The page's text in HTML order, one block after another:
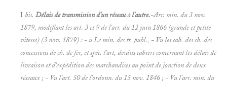
I bis. Délais de transmission d'un réseauàl'autre.-Arr. min. du 3 nov.
1879, modifiant lesart. 3 et 9 de l'arr. du 12 juin 1866 (grande et petite
vitesse) (3 nov. 1879) : - u Le min. des tr. publ., - Vu les cah. des ch. des
concessions de ch. de fer, et spéc. l'art, desdits cahiers concernant les délais de
livraison et d'expédition des marchandises au point de jonction de deux
réseaux ; - Vu l'art. 50 de l'ordonn. du 15 nov. 1846 ; - Vu l'arr. min. du